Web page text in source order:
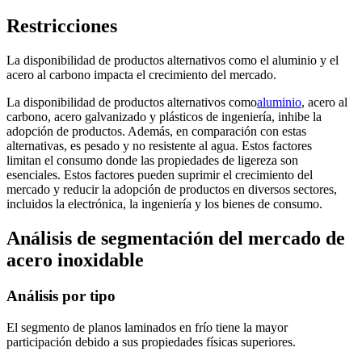
Restricciones
La disponibilidad de productos alternativos como el aluminio y el
acero al carbono impacta el crecimiento del mercado.
La disponibilidad de productos alternativos comoaluminio, acero al
carbono, acero galvanizado y plásticos de ingeniería, inhibe la
adopción de productos. Además, en comparación con estas
alternativas, es pesado y no resistente al agua. Estos factores
limitan el consumo donde las propiedades de ligereza son
esenciales. Estos factores pueden suprimir el crecimiento del
mercado y reducir la adopción de productos en diversos sectores,
incluidos la electrónica, la ingeniería y los bienes de consumo.
Análisis de segmentación del mercado de
acero inoxidable
Análisis por tipo
El segmento de planos laminados en frío tiene la mayor
participación debido a sus propiedades físicas superiores.